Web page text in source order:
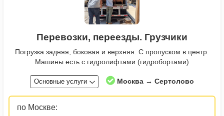
Перевозки, переезды. Грузчики
Погрузка задняя, боковая и верхняя. С пропуском в центр.
Машины есть с гидролифтами (гидробортами)
Основные услуги Москва → Сертолово
по Москве: